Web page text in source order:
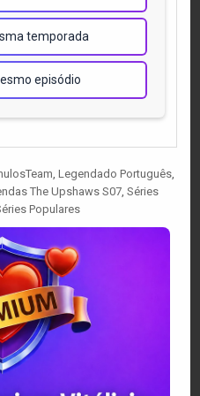
temporada
episódio
Legendado Português,
The Upshaws S07, Séries
Populares